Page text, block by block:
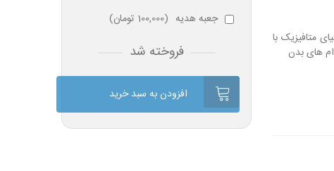
متافیزیک با
های بدن
جعبه هدیه (100,000 تومان )
فروخته شد
افزودن به سبد خرید